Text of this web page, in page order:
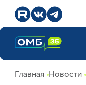
Главная Новости